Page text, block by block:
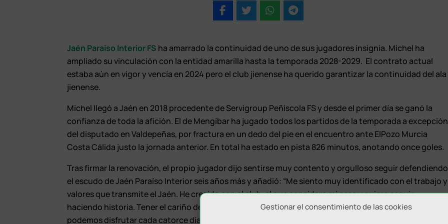
Gestionar el consentimiento de las cookies
Jaén Paraíso Interior FS ha amarrado la continuidad de uno de sus jugadores insignia. Míchel ha
ampliado su vinculación con la entidad amarilla hasta la temporada 2028-2029. El contrato actual
estaba aún en vigor y vencía en 2024 pero el club jienense ha querido garantizar la continuidad del ala
jienense.
Michel llegó a Jaén en 2018 procedente de Servigroup Peñíscola FS y desde el primer día se ganó la
confianza de toda la afición. El de Mengíbar ha jugado todos los partidos de la temporada a excepción
del disputado en Valdepeñas, por fractura en un dedo del pie en el encuentro ante ElPozo Murcia
Costa Cálida justo la jornada anterior. En total ha estado en pista 826 minutos, anotando once goles.
Tras firmar la renovación, el propio jugador dijo sentirse muy contento y orgulloso seguir defendiendo
el escudo de Jaén Paraíso Interior seis años más y añadió: “Me siento muy identificado con el trabajo y
valores que transmite el Jaén. He crecido con el club, el que considero mi casa y quiero seguir
haciendo historia. Tener el cariño de la afición y jugar con más de seis mil personas es un lujo del que
podemos disfrutar cada catorce días”.